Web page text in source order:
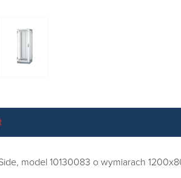
model 10130083 o wymiarach